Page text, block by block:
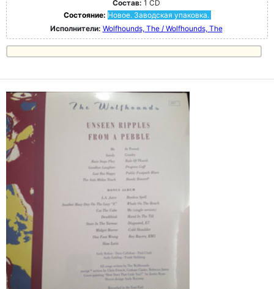
Состав: 1 CD
Состояние: Новое. Заводская упаковка.
Исполнители: Wolfhounds, The / Wolfhounds, The